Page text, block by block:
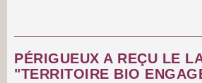
PÉRIGUEUX A REÇU LE
"TERRITOIRE BIO